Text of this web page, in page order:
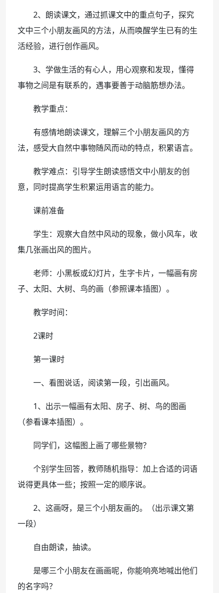
2、朗读课文，通过抓课文中的重点句子，探究
文中三个小朋友画风的方法，从而唤醒学生已有的生
活经验，进行创作画风。
3、学做生活的有心人，用心观察和发现，懂得
事物之间是有联系的，遇事要善于动脑筋想办法。
教学重点：
有感情地朗读课文，理解三个小朋友画风的方
法，感受大自然中事物随风而动的特点，积累语言。
教学难点：引导学生朗读感悟文中小朋友的创
意，同时提高学生积累运用语言的能力。
课前准备
学生：观察大自然中风动的现象，做小风车，收
集几张画出风的图片。
老师：小黑板或幻灯片，生字卡片，一幅画有房
子、太阳、大树、鸟的画（参照课本插图）。
教学时间：
2课时
第一课时
一、看图说话，阅读第一段，引出画风。
1、出示一幅画有太阳、房子、树、鸟的图画
（参看课本插图）。
同学们，这幅图上画了哪些景物？
个别学生回答，教师随机指导：加上合适的词语
说得更具体一些；按照一定的顺序说。
2、这画呀，是三个小朋友画的。（出示课文第
一段）
自由朗读，抽读。
是哪三个小朋友在画画呢，你能响亮地喊出他们
的名字吗？